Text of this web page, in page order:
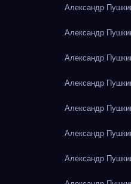
Александр
Александр
Александр
Александр
Александр
Александр
Александр